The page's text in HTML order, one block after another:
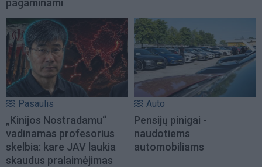
pagaminami
Pasaulis
„Kinijos Nostradamu“
vadinamas profesorius
skelbia: kare JAV laukia
skaudus pralaimėjimas
Auto
Pensijų pinigai -
naudotiems
automobiliams